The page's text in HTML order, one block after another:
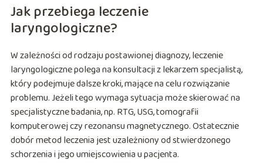
Jak przebiega leczenie
laryngologiczne?
W zależności od rodzaju postawionej diagnozy, leczenie
laryngologiczne polega na konsultacji z lekarzem specjalistą,
który podejmuje dalsze kroki, mające na celu rozwiązanie
problemu. Jeżeli tego wymaga sytuacja może skierować na
specjalistyczne badania, np. RTG, USG, tomografii
komputerowej czy rezonansu magnetycznego. Ostatecznie
dobór metod leczenia jest uzależniony od stwierdzonego
schorzenia i jego umiejscowienia u pacjenta.